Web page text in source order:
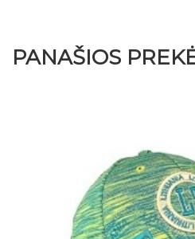
PANAŠIOS